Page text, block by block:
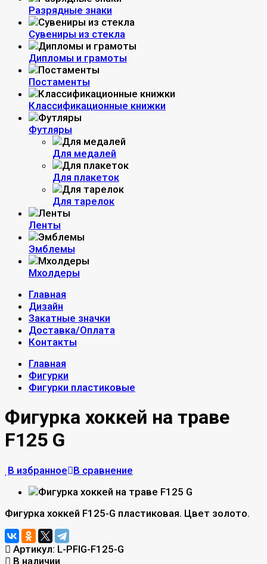
Разрядные знаки
Сувениры из стекла
Дипломы и грамоты
Постаменты
Классификационные книжки
Футляры
Для медалей
Для плакеток
Для тарелок
Ленты
Эмблемы
Мхолдеры
Главная
Дизайн
Закатные значки
Доставка/Оплата
Контакты
Главная
Фигурки
Фигурки пластиковые
Фигурка хоккей на траве
F125 G
В избранное В сравнение
Фигурка хоккей F125-G пластиковая. Цвет золото.
Артикул: L-PFIG-F125-G
В наличии